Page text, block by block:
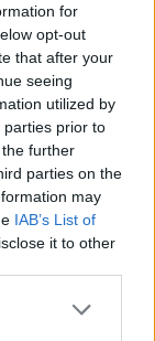
for
opt-out
that after your
seeing
utilized by
parties prior to
further
parties on the
may
IAB’s List of
it to other
en
infancia y